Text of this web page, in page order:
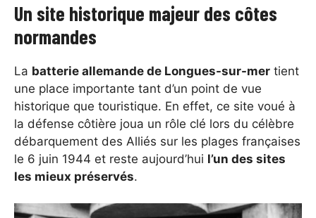
Un site historique majeur des côtes
normandes
La batterie allemande de Longues-sur-mer tient
une place importante tant d’un point de vue
historique que touristique. En effet, ce site voué à
la défense côtière joua un rôle clé lors du célèbre
débarquement des Alliés sur les plages françaises
le 6 juin 1944 et reste aujourd’hui l’un des sites
les mieux préservés.